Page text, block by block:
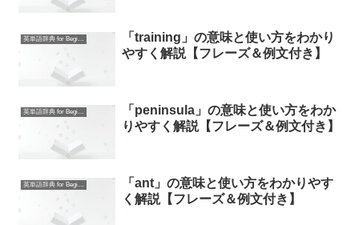
英単語辞典 for Beginners
「training」の意味と使い方をわかり
やすく解説【フレーズ＆例文付き】
英単語辞典 for Beginners
「peninsula」の意味と使い方をわか
りやすく解説【フレーズ＆例文付き】
英単語辞典 for Beginners
「ant」の意味と使い方をわかりやす
く解説【フレーズ＆例文付き】